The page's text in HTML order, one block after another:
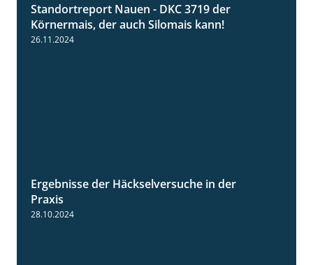
Standortreport Nauen - DKC 3719 der
Körnermais, der auch Silomais kann!
26.11.2024
Ergebnisse der Häckselversuche in der
Praxis
28.10.2024